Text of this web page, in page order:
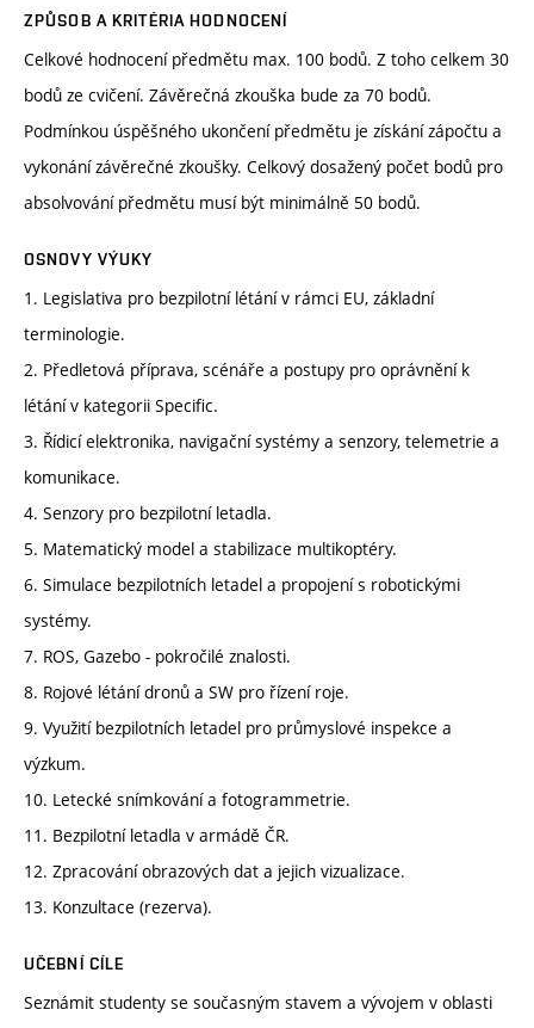
ZPŮSOB A KRITÉRIA HODNOCENÍ
Celkové hodnocení předmětu max. 100 bodů. Z toho celkem 30
bodů ze cvičení. Závěrečná zkouška bude za 70 bodů.
Podmínkou úspěšného ukončení předmětu je získání zápočtu a
vykonání závěrečné zkoušky. Celkový dosažený počet bodů pro
absolvování předmětu musí být minimálně 50 bodů.
OSNOVY VÝUKY
1. Legislativa pro bezpilotní létání v rámci EU, základní
terminologie.
2. Předletová příprava, scénáře a postupy pro oprávnění k
létání v kategorii Specific.
3. Řídicí elektronika, navigační systémy a senzory, telemetrie a
komunikace.
4. Senzory pro bezpilotní letadla.
5. Matematický model a stabilizace multikoptéry.
6. Simulace bezpilotních letadel a propojení s robotickými
systémy.
7. ROS, Gazebo - pokročilé znalosti.
8. Rojové létání dronů a SW pro řízení roje.
9. Využití bezpilotních letadel pro průmyslové inspekce a
výzkum.
10. Letecké snímkování a fotogrammetrie.
11. Bezpilotní letadla v armádě ČR.
12. Zpracování obrazových dat a jejich vizualizace.
13. Konzultace (rezerva).
UČEBNÍ CÍLE
Seznámit studenty se současným stavem a vývojem v oblasti